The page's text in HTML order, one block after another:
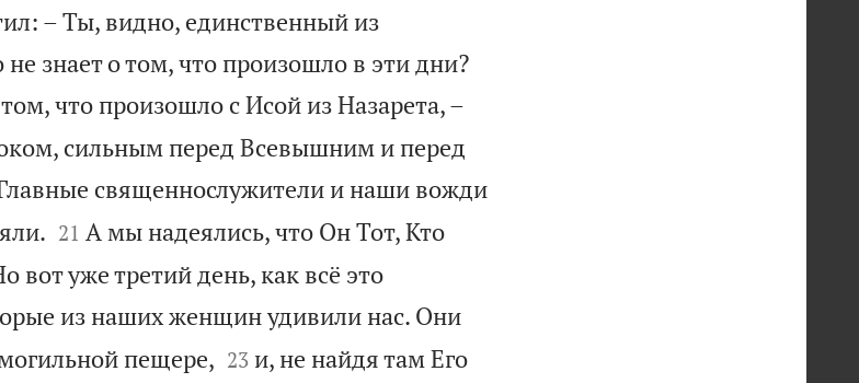
– Ты, видно, единственный из
знает о том, что произошло в эти дни?
что произошло с Исой из Назарета, –
сильным перед Всевышним и перед
священнослужители и наши вожди

21 А мы надеялись, что Он Тот, Кто
вот уже третий день, как всё это
из наших женщин удивили нас. Они
пещере, 

23 и, не найдя там Его